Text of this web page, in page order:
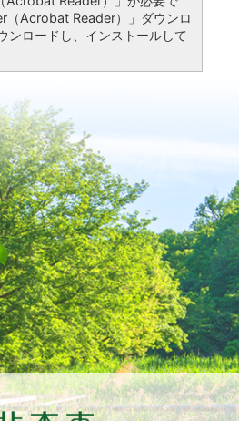
（Acrobat Reader）」ダウンロ
ンロードし、インストールして